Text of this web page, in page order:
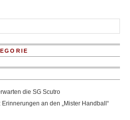
die SG Scutro
an den „Mister Handball“